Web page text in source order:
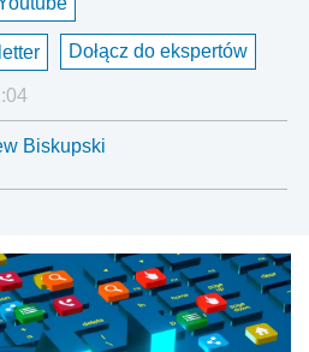
Dołącz do ekspertów
Biskupski